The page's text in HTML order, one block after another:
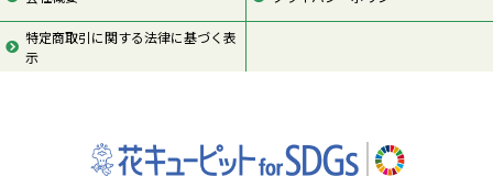
特定商取引に関する法律に基づく表
示